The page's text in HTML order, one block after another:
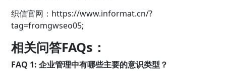
织信官网： https://www.informat.cn/?
tag=fromgwseo05;
相关问答FAQs：
FAQ 1: 企业管理中有哪些主要的意识类型？